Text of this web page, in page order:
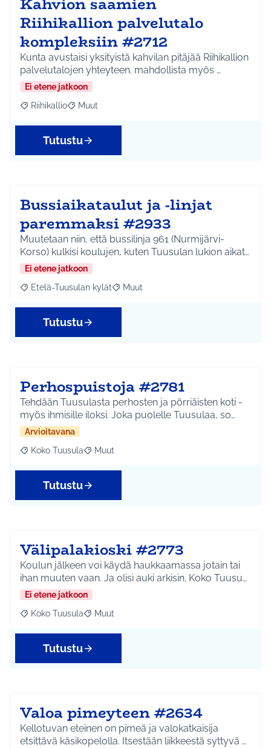
Riihikallion palvelutalo
kompleksiin #2712
Kunta avustaisi yksityistä kahvilan pitäjää Riihikallion
palvelutalojen yhteyteen. mahdollista myös …
Ei etene jatkoon
Rajaa tulokset aihepiirin mukaan: Riihikallio
Riihikallio Rajaa tulokset teeman mukaan: Muut
Muut
Tutustu
Bussiaikataulut ja -linjat
paremmaksi #2933
Muutetaan niin, että bussilinja 961 (Nurmijärvi-
Korso) kulkisi koulujen, kuten Tuusulan lukion aikat…
Ei etene jatkoon
Rajaa tulokset aihepiirin mukaan: Etelä-Tuusulan kylät
Etelä-Tuusulan kylät Rajaa tulokset teeman mukaan: Muut
Muut
Tutustu
Perhospuistoja #2781
Tehdään Tuusulasta perhosten ja pörriäisten koti -
myös ihmisille iloksi. Joka puolelle Tuusulaa, so…
Arvioitavana
Rajaa tulokset aihepiirin mukaan: Koko Tuusula
Koko Tuusula Rajaa tulokset teeman mukaan: Muut
Muut
Tutustu
Välipalakioski #2773
Koulun jälkeen voi käydä haukkaamassa jotain tai
ihan muuten vaan. Ja olisi auki arkisin. Koko Tuusu…
Ei etene jatkoon
Rajaa tulokset aihepiirin mukaan: Koko Tuusula
Koko Tuusula Rajaa tulokset teeman mukaan: Muut
Muut
Tutustu
Valoa pimeyteen #2634
Kellotuvan eteinen on pimeä ja valokatkaisija
etsittävä käsikopelolla. Itsestään liikkeestä syttyvä …